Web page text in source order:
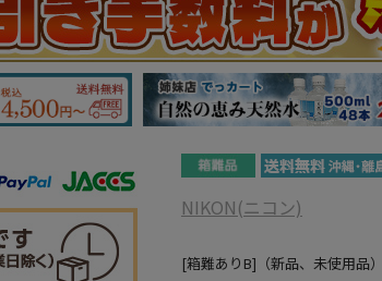
NIKON(ニコン)
[箱難ありB]（新品、未使用品